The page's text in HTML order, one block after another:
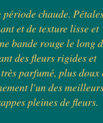
chaude.
et de texture lisse et
bande rouge le long
des fleurs rigides et
parfumé, plus doux
l'un des
pleines de fleurs.